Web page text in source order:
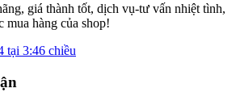
giá thành tốt, dịch vụ-tư vấn nhiệt tình,
mua hàng của shop!
tại 3:46 chiều